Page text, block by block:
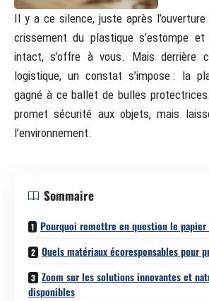
Il y a ce silence, juste après l’ouverture
crissement du plastique s’estompe et
intact, s’offre à vous. Mais derrière
logistique, un constat s’impose : la
gagné à ce ballet de bulles
promet sécurité aux objets, mais
l’environnement.
Sommaire
Pourquoi remettre en question le
Quels matériaux écoresponsables pour
Zoom sur les solutions innovantes et
disponibles